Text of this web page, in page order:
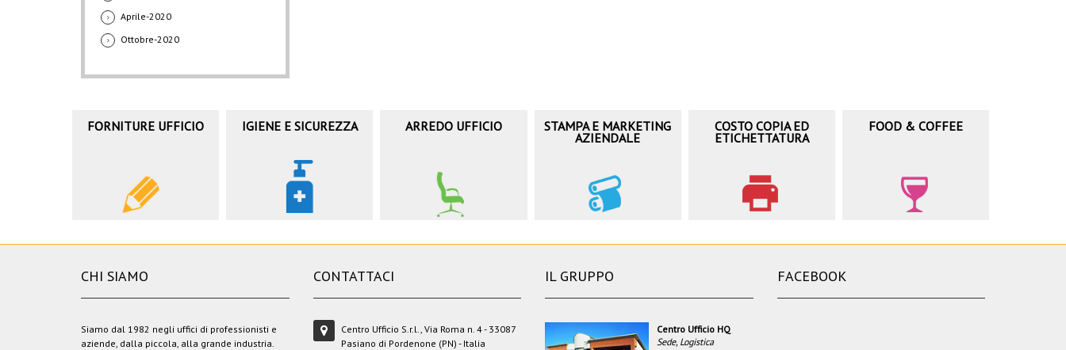
Aprile-2020
Ottobre-2020
FORNITURE UFFICIO IGIENE E SICUREZZA ARREDO UFFICIO STAMPA E MARKETING
AZIENDALE
COSTO COPIA ED
ETICHETTATURA
FOOD & COFFEE
CHI SIAMO
Siamo dal 1982 negli uffici di professionisti e
aziende, dalla piccola, alla grande industria.
CONTATTACI
Centro Ufficio S.r.l., Via Roma n. 4 - 33087
Pasiano di Pordenone (PN) - Italia
IL GRUPPO
Centro Ufficio HQ
Sede, Logistica
FACEBOOK